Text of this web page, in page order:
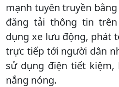
mạnh tuyên truyền
đăng tải thông tin trên
dụng xe lưu động, phát
trực tiếp tới người dân
sử dụng điện tiết kiệm,
nắng nóng.